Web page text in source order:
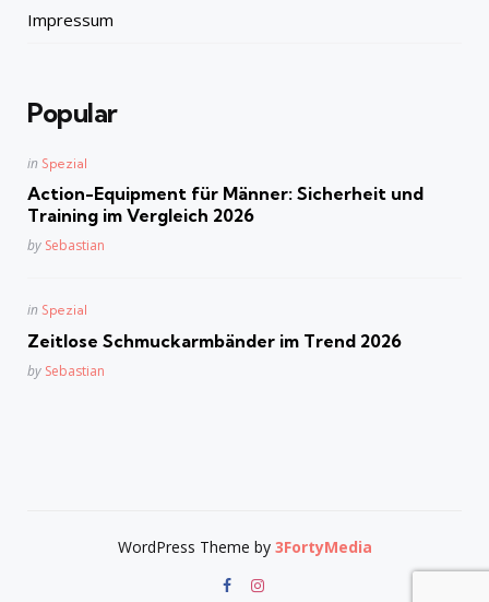
Impressum
Popular
Posted
in
in Spezial
Action-Equipment für Männer: Sicherheit und
Training im Vergleich 2026
Posted
by Sebastian
Posted
in Spezial
Zeitlose Schmuckarmbänder im Trend 2026
Posted
by Sebastian
WordPress Theme by 3FortyMedia